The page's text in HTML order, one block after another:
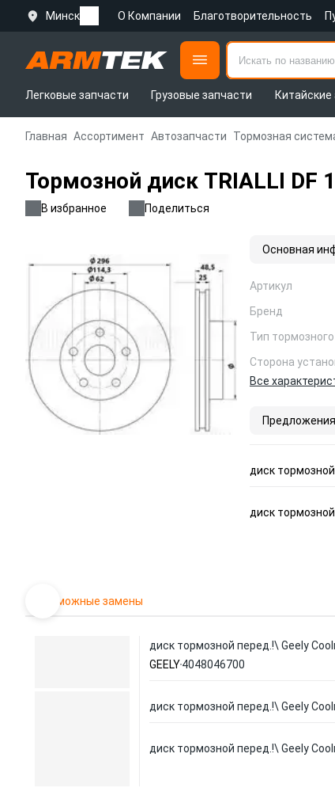
Минск О Компании Благотворительность
Легковые запчасти
Грузовые запчасти Китайские
Главная Ассортимент Автозапчасти Тормозная
Тормозной диск TRIALLI DF
В избранное Поделиться
Основная
Артикул
Бренд
Тип
Сторона
Все
Предложения
диск
диск
Возможные замены
диск тормозной перед.!\ Geely
GEELY4048046700
диск тормозной перед.!\ Geely
диск тормозной перед.!\ Geely